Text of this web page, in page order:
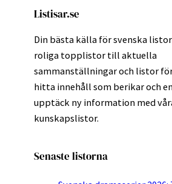
Listisar.se
Din bästa källa för svenska
roliga topplistor till aktuella
sammanställningar och listor
hitta innehåll som berikar och
upptäck ny information med
kunskapslistor.
Senaste listorna